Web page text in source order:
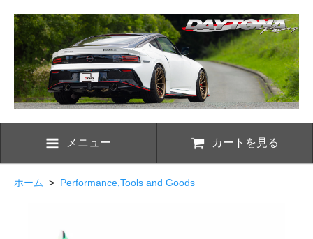
メニュー カートを見る
ホーム > Performance,Tools and Goods